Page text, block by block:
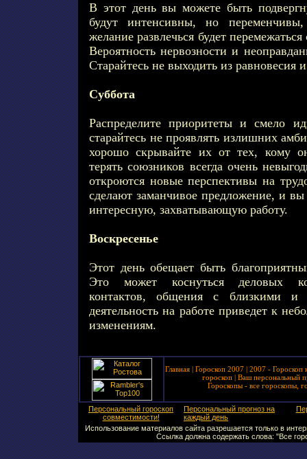
В этот день вы можете быть
будут интенсивны, но
желание развлечься будет
Вероятность нервозности и
Старайтесь не выходить из равновесия
Суббота
Распределите приоритеты и смело
старайтесь не проявлять излишних
хорошо скрывайте их от тех, кому
терять союзников всегда очень
откроются новые перспективы на
сделают заманчивое предложение, и
интересную, захватывающую работу.
Воскресенье
Этот день обещает быть
Это может коснуться деловых
контактов, общения с близкими и
деятельность на работе приведет к
изменениям.
Главная | Гороскоп 2007 | 2007 - Гороскоп
гороскоп| Ваш персональный
Гороскопы - все гороскопы,
Персональный гороскоп
совместимости!
Персональный прогноз на
каждый день
Использование материалов сайта разрешается только в
Ссылка должна содержать слова: "Все